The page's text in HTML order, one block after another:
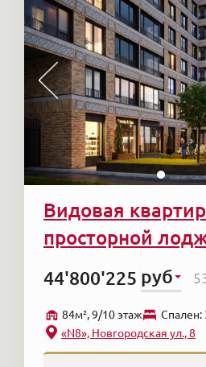
Видовая
просторной
44'800'225 руб
84м², 9/10 этаж
Cпален:
«N8», Новгородская ул., 8